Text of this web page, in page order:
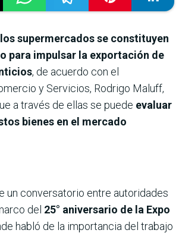
supermercados se constituyen
para impulsar la exportación de
, de acuerdo con el
y Servicios, Rodrigo Maluff,
a través de ellas se puede evaluar
bienes en el mercado
un conversatorio entre autoridades
del 25° aniversario de la Expo
habló de la importancia del trabajo